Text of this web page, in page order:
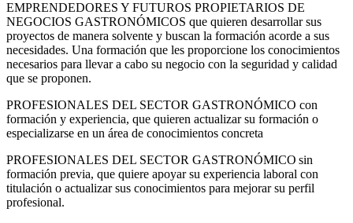
EMPRENDEDORES Y FUTUROS PROPIETARIOS DE
NEGOCIOS GASTRONÓMICOS que quieren desarrollar sus
proyectos de manera solvente y buscan la formación acorde a sus
necesidades. Una formación que les proporcione los conocimientos
necesarios para llevar a cabo su negocio con la seguridad y calidad
que se proponen.
PROFESIONALES DEL SECTOR GASTRONÓMICO con
formación y experiencia, que quieren actualizar su formación o
especializarse en un área de conocimientos concreta
PROFESIONALES DEL SECTOR GASTRONÓMICO sin
formación previa, que quiere apoyar su experiencia laboral con
titulación o actualizar sus conocimientos para mejorar su perfil
profesional.